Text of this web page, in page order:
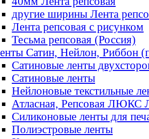
другие ширины Лента
Лента репсовая с рисунком
Тесьма репсовая (Россия)
Сатин, Нейлон, Риббон
Сатиновые ленты
Сатиновые ленты
Нейлоновые текстильные
Атласная, Репсовая ЛЮКС
Силиконовые ленты для
Полиэстровые ленты